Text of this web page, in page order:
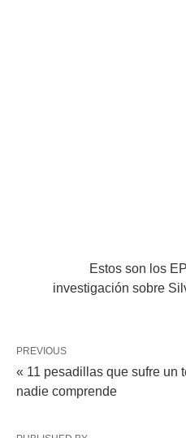
Estos son los
investigación sobre
PREVIOUS
« 11 pesadillas que sufre un
nadie comprende